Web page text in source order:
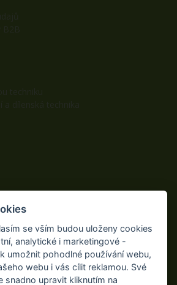
050
se vším budou uloženy cookies
analytické i marketingové -
umožnit pohodlné používání webu,
webu i vás cílit reklamou. Své
snadno upravit kliknutím na